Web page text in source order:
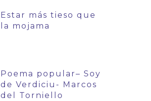
Estar más tieso que
la mojama
Poema popular– Soy
de Verdiciu- Marcos
del Torniello